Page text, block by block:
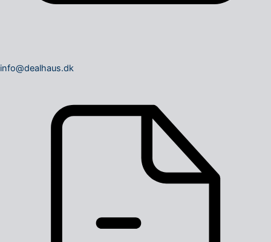
info@dealhaus.dk